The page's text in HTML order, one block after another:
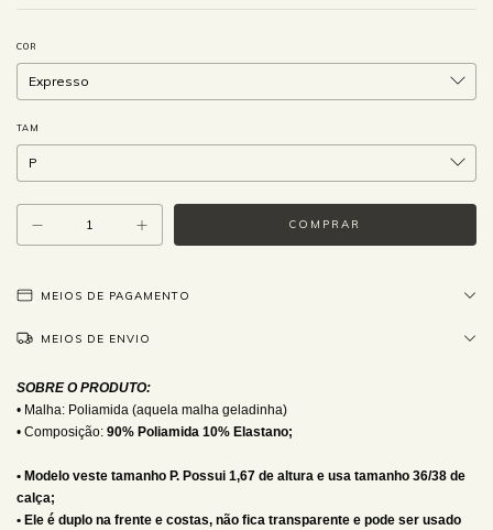
COR
TAM
MEIOS DE PAGAMENTO
MEIOS DE ENVIO
SOBRE O PRODUTO:
• Malha: Poliamida (aquela malha geladinha)
• Composição: 90% Poliamida 10% Elastano;
• Modelo veste tamanho P. Possui 1,67 de altura e usa tamanho 36/38 de
calça;
• Ele é duplo na frente e costas, não fica transparente e pode ser usado